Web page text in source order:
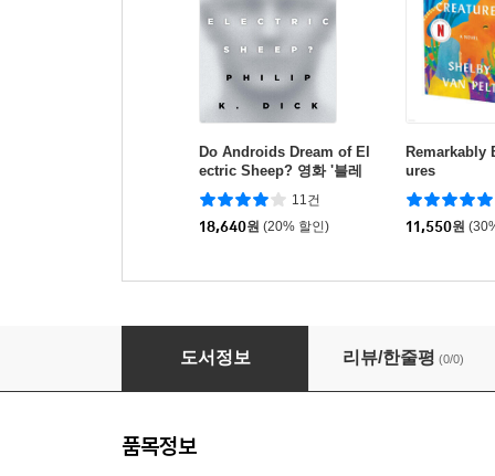
Do Androids Dream of El
ectric Sheep? 영화 '블레
이드 러너' 원작소설
11건
18,640원 (20% 할인)
Remarkably
ures
11,550원
Stranger Things: The Complete Scripts,
도서정보 리뷰/한줄평 (0/0)
품목정보